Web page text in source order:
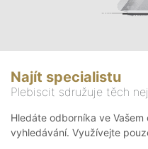
Najít specialistu
Plebiscit sdružuje těch
Hledáte odborníka ve
vyhledávání. Využívejte